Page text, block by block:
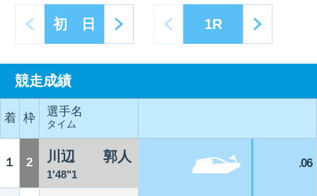
初 日
next prev 1R
next
競走成績
着 枠 選手名
タイム
１ 2 川辺 郭人
1'48"1
.06